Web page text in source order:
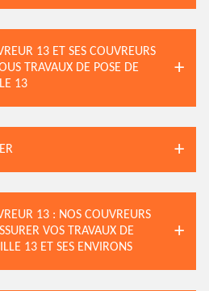
13 ET SES COUVREURS
TRAVAUX DE POSE DE
13
13 : NOS COUVREURS
VOS TRAVAUX DE
13 ET SES ENVIRONS